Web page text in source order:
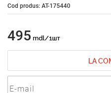
Cod produs: AT-175440
495 mdl/1шт
LA